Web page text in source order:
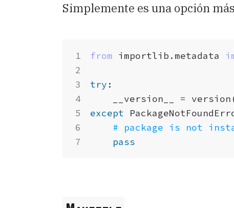
Simplemente es una opción
from importlib.metadata
try :
__version__
= version
except
# package is not
pass